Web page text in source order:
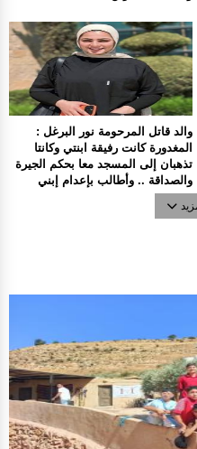
والد قاتل المرحومة نور البرغل :
المغدورة كانت رفيقة ابنتي وكانتا
تذهبان إلى المسجد معا بحكم الجيرة
والصداقة .. وأطالب بإعدام إبني